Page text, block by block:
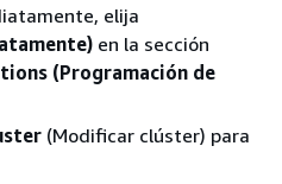
elija
en la sección
(Programación de
(Modificar clúster) para